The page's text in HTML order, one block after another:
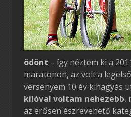
ödönt – így néztem ki a
maratonon, az volt a
versenyem 10 év kihagyás
kilóval voltam nehezebb,
az erősen észrevehető